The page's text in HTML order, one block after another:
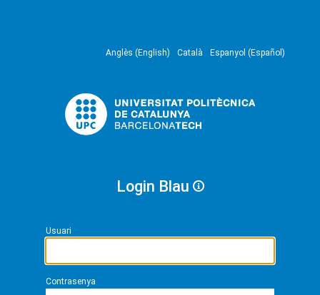
Anglès (English) Català Espanyol (Español)
Login Blau
Usuari
Contrasenya